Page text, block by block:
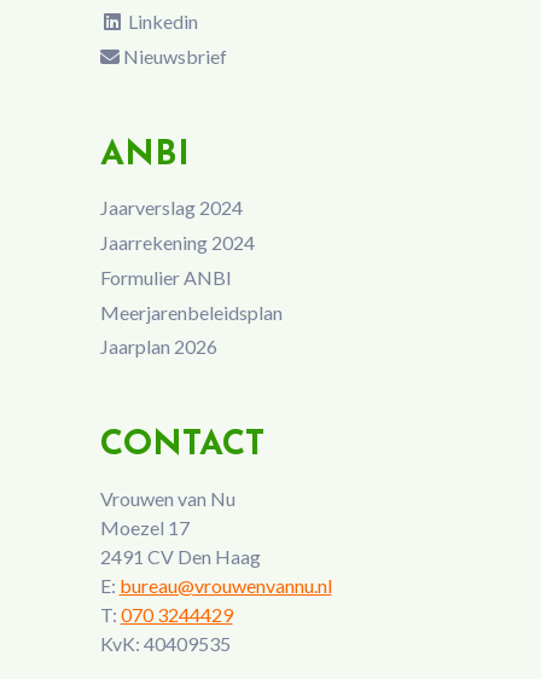
Linkedin
Nieuwsbrief
ANBI
Jaarverslag 2024
Jaarrekening 2024
Formulier ANBI
Meerjarenbeleidsplan
Jaarplan 2026
CONTACT
Vrouwen van Nu
Moezel 17
2491 CV Den Haag
E: bureau@vrouwenvannu.nl
T: 070 3244429
KvK: 40409535